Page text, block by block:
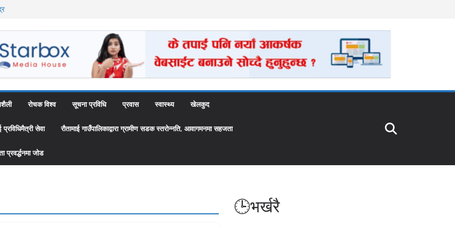
वाटिका’
रोचक विश्व सूचना प्रविधि प्रवास स्वास्थ्य खेलकुद
सेवा रौतामाई गाउँपालिकाद्वारा ग्रामीण सडक स्तरोन्नति, आवागमनमा सहजता
प्रवर्द्धनमा जोड
🕒भर्खरै